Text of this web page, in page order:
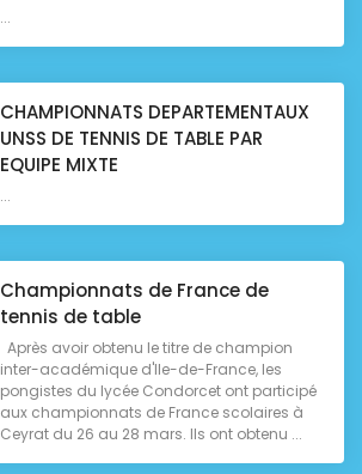
...
CHAMPIONNATS DEPARTEMENTAUX
UNSS DE TENNIS DE TABLE PAR
EQUIPE MIXTE
...
Championnats de France de
tennis de table
Après avoir obtenu le titre de champion
inter-académique d'Ile-de-France, les
pongistes du lycée Condorcet ont participé
aux championnats de France scolaires à
Ceyrat du 26 au 28 mars. Ils ont obtenu ...